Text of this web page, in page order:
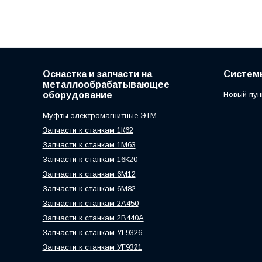
Оснастка и запчасти на
металлообрабатывающее
оборудование
Муфты электромагнитные ЭТМ
Запчасти к станкам 1К62
Запчасти к станкам 1М63
Запчасти к станкам 16К20
Запчасти к станкам 6М12
Запчасти к станкам 6М82
Запчасти к станкам 2А450
Запчасти к станкам 2В440А
Запчасти к станкам УГ9326
Запчасти к станкам УГ9321
Новый